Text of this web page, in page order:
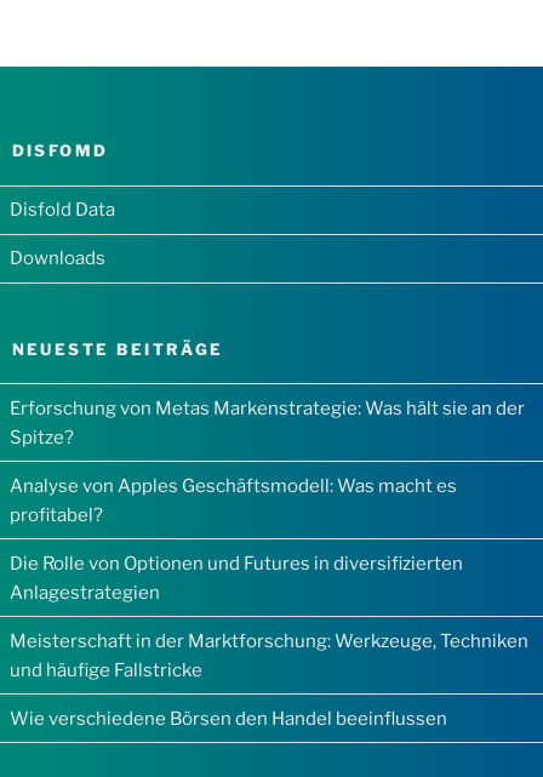
DISFOMD
Disfold Data
Downloads
NEUESTE BEITRÄGE
Erforschung von Metas Markenstrategie: Was hält sie an der
Spitze?
Analyse von Apples Geschäftsmodell: Was macht es
profitabel?
Die Rolle von Optionen und Futures in diversifizierten
Anlagestrategien
Meisterschaft in der Marktforschung: Werkzeuge, Techniken
und häufige Fallstricke
Wie verschiedene Börsen den Handel beeinflussen